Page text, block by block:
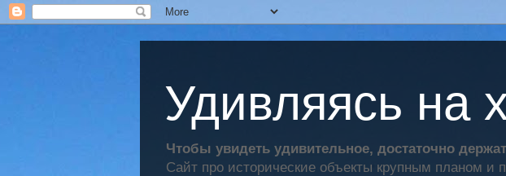
Удивляясь на
Чтобы увидеть удивительное, достаточно
Сайт про исторические объекты крупным планом и